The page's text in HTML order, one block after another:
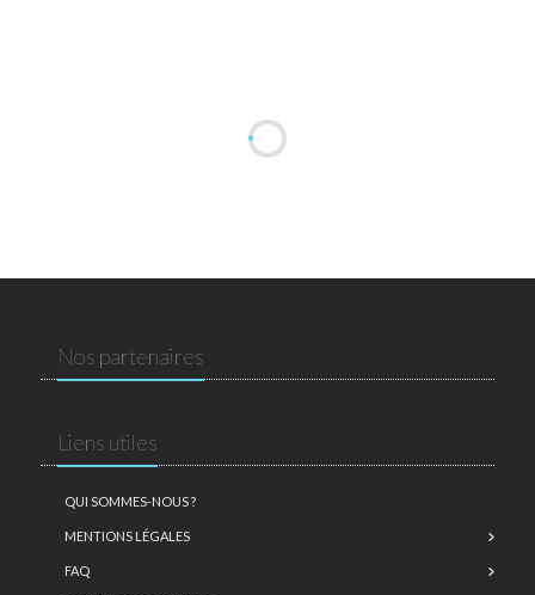
Nos partenaires
Liens utiles
QUI SOMMES-NOUS ?
MENTIONS LÉGALES
FAQ